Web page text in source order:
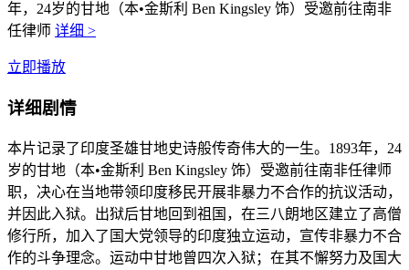
年，24岁的甘地（本•金斯利 Ben Kingsley 饰）受邀前往南非
任律师 详细 >
立即播放
详细剧情
本片记录了印度圣雄甘地史诗般传奇伟大的一生。1893年，24
岁的甘地（本•金斯利 Ben Kingsley 饰）受邀前往南非任律师
职，决心在当地带领印度移民开展非暴力不合作的抗议活动，
并因此入狱。出狱后甘地回到祖国，在三八朗地区建立了高僧
修行所，加入了国大党领导的印度独立运动，宣传非暴力不合
作的斗争理念。运动中甘地曾四次入狱；在其不懈努力及国大